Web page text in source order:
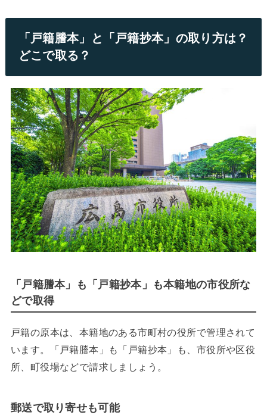
「戸籍謄本」と「戸籍抄本」の取り方は？
どこで取る？
「戸籍謄本」も「戸籍抄本」も本籍地の市役所な
どで取得
戸籍の原本は、本籍地のある市町村の役所で管理されて
います。「戸籍謄本」も「戸籍抄本」も、市役所や区役
所、町役場などで請求しましょう。
郵送で取り寄せも可能